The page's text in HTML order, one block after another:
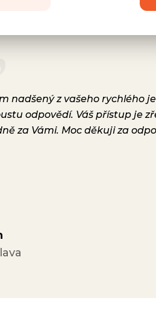
nadšený z vašeho rychlého
odpovědí. Váš přístup je
za Vámi. Moc děkuji za